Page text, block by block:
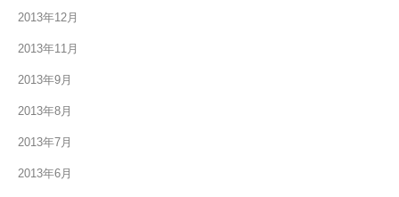
2013年12月
2013年11月
2013年9月
2013年8月
2013年7月
2013年6月